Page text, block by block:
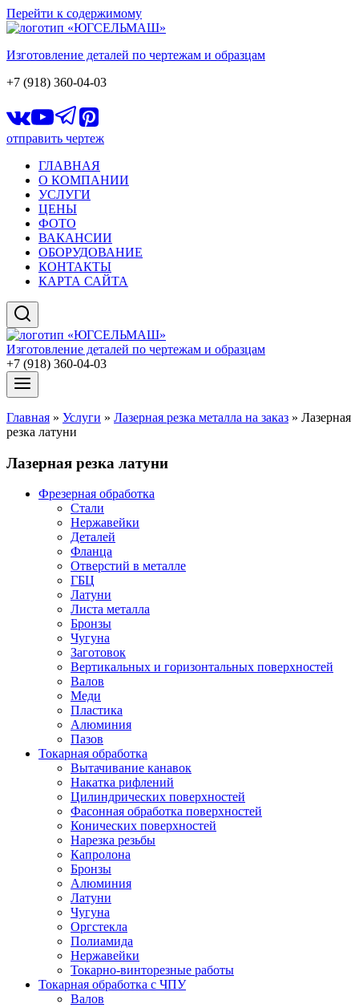
Перейти к содержимому
Изготовление деталей по чертежам и образцам
+7 (918) 360-04-03
отправить чертеж
ГЛАВНАЯ
О КОМПАНИИ
УСЛУГИ
ЦЕНЫ
ФОТО
ВАКАНСИИ
ОБОРУДОВАНИЕ
КОНТАКТЫ
КАРТА САЙТА
Изготовление деталей по чертежам и образцам
+7 (918) 360-04-03
Главная » Услуги » Лазерная резка металла на заказ » Лазерная
резка латуни
Лазерная резка латуни
Фрезерная обработка
Стали
Нержавейки
Деталей
Фланца
Отверстий в металле
ГБЦ
Латуни
Листа металла
Бронзы
Чугуна
Заготовок
Вертикальных и горизонтальных поверхностей
Валов
Меди
Пластика
Алюминия
Пазов
Токарная обработка
Вытачивание канавок
Накатка рифлений
Цилиндрических поверхностей
Фасонная обработка поверхностей
Конических поверхностей
Нарезка резьбы
Капролона
Бронзы
Алюминия
Латуни
Чугуна
Оргстекла
Полиамида
Нержавейки
Токарно-винторезные работы
Токарная обработка с ЧПУ
Валов